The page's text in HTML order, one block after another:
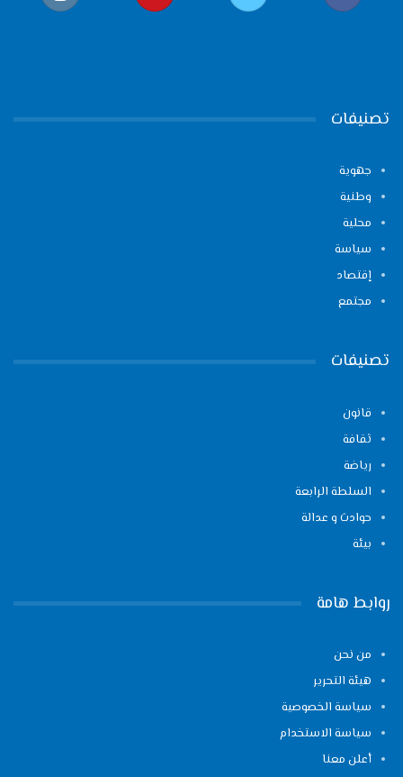
تصنيفات
جهوية
وطنية
محلية
سياسة
إقتصاد
مجتمع
تصنيفات
قانون
ثقافة
رياضة
السلطة الرابعة
حوادث و عدالة
بيئة
روابط هامة
من نحن
هيئة التحرير
سياسة الخصوصية
سياسة الاستخدام
أعلن معنا